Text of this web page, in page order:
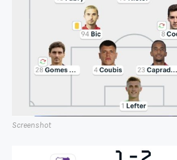
Screenshot